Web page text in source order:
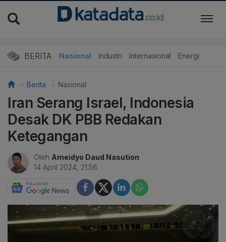
BERITA Nasional Industri Internasional Energi
Berita Nasional
Iran Serang Israel, Indonesia
Desak DK PBB Redakan
Ketegangan
Oleh Ameidyo Daud Nasution
14 April 2024, 21:56